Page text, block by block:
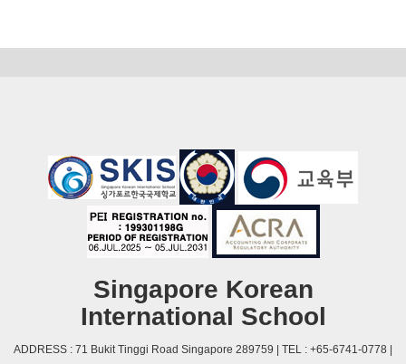
Singapore Korean
International School
ADDRESS : 71 Bukit Tinggi Road Singapore 289759 | TEL : +65-6741-0778 |